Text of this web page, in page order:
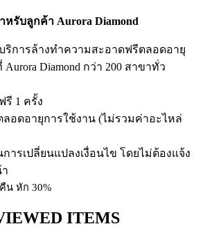
รับลูกค้า Aurora Diamond
ริการล้างทำความสะอาดฟรีตลอดอายุ
Diamond กว่า 200 สาขาทั่ว
รี 1 ครั้ง
อดอายุการใช้งาน (ไม่รวมค่าอะไหล่
ารเปลี่ยนแปลงเงื่อนไข โดยไม่ต้องแจ้ง
น หัก 30%
ITEMS